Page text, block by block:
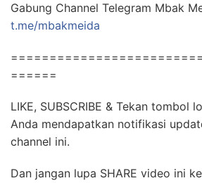
Gabung Channel Telegram Mbak
t.me/mbakmeida
======
LIKE, SUBSCRIBE & Tekan tombol
Anda mendapatkan notifikasi
channel ini.
Dan jangan lupa SHARE video ini